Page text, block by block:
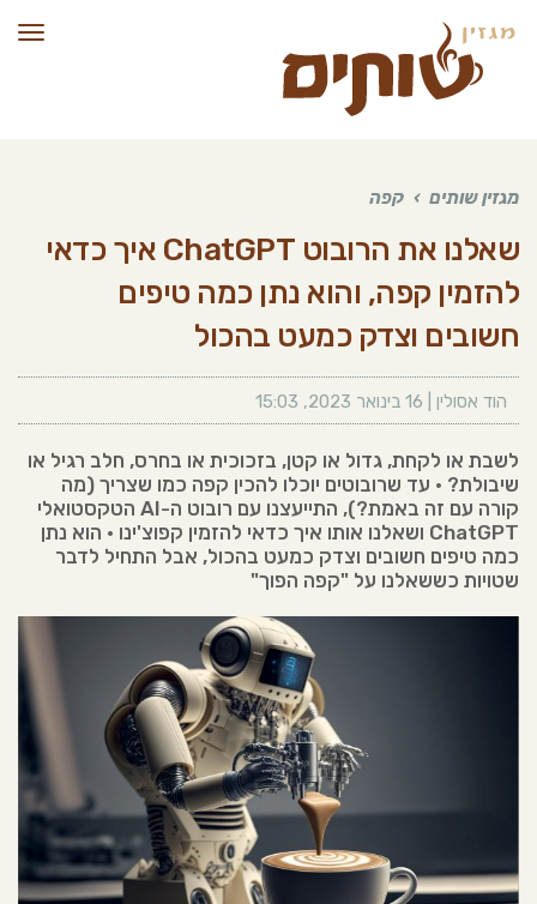
מגזין שותים › קפה
שאלנו את הרובוט ChatGPT איך כדאי
להזמין קפה, והוא נתן כמה טיפים
חשובים וצדק כמעט בהכול
הוד אסולין 16 בינואר 2023 ,
15:03
לשבת או לקחת, גדול או קטן, בזכוכית או בחרס, חלב רגיל או
שיבולת? • עד שרובוטים יוכלו להכין קפה כמו שצריך (מה
קורה עם זה באמת?), התייעצנו עם רובוט ה-AI הטקסטואלי
ChatGPT ושאלנו אותו איך כדאי להזמין קפוצ'ינו • הוא נתן
כמה טיפים חשובים וצדק כמעט בהכול, אבל התחיל לדבר
שטויות כששאלנו על "קפה הפוך"